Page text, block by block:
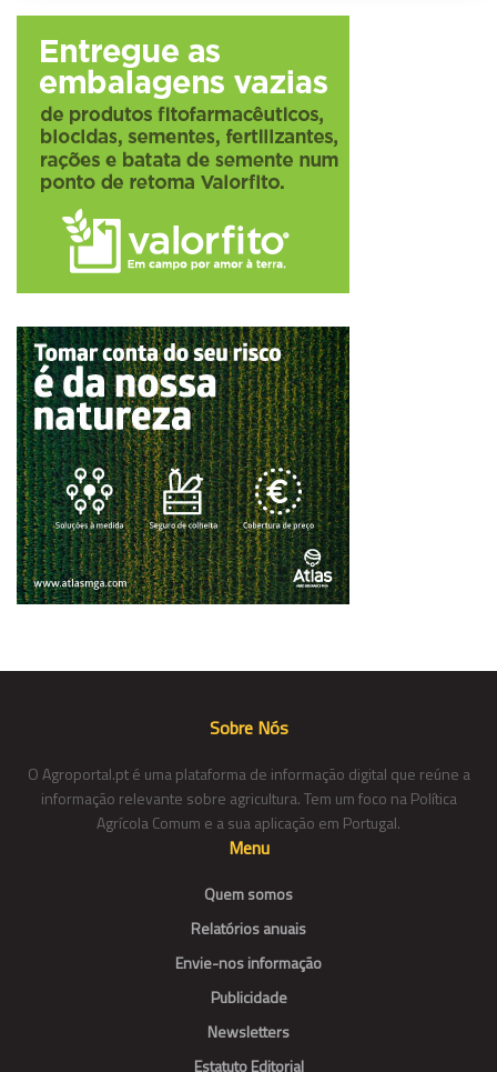
Sobre Nós
O Agroportal.pt é uma plataforma de informação digital que reúne a
informação relevante sobre agricultura. Tem um foco na Política
Agrícola Comum e a sua aplicação em Portugal.
Menu
Quem somos
Relatórios anuais
Envie-nos informação
Publicidade
Newsletters
Estatuto Editorial